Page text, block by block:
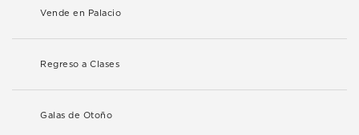
Vende en Palacio
Regreso a Clases
Galas de Otoño